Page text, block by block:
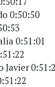
0:50:50
0:51:01
Javier